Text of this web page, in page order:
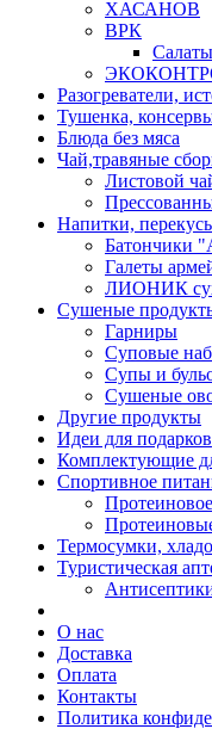
ХАСАНОВ
ВРК
Разогреватели,
Тушенка,
Блюда без мяса
Чай,травяные
Листовой
Напитки,
Батончики
Галеты
ЛИОНИК
Сушеные
Гарниры
Суповые
Супы и
Сушеные
Другие продукты
Идеи для подарков
Комплектующие
Спортивное
Термосумки,
Туристическая
О нас
Доставка
Оплата
Контакты
Политика